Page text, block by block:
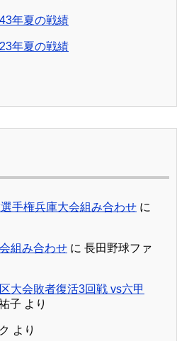
年夏の戦績
年夏の戦績
手権兵庫大会組み合わせ に
組み合わせ に 長田野球ファ
大会敗者復活3回戦 vs六甲
子 より
より